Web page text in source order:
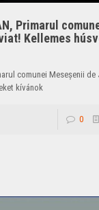
Primarul
Kellemes
comunei Meseșenii
kívánok
0